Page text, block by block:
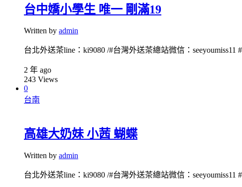
台中嬌小學生 唯一 剛滿19
Written by admin
台北外送茶line：ki9080 /#台灣外送茶總站微信：seeyoumiss11
2 年 ago
243 Views
0
台南
高雄大奶妹 小茜 蝴蝶
Written by admin
台北外送茶line：ki9080 /#台灣外送茶總站微信：seeyoumiss11